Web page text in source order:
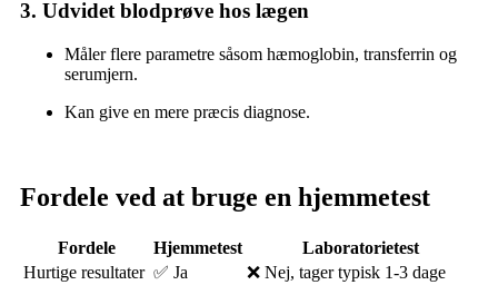
3. Udvidet blodprøve hos lægen
Måler flere parametre såsom hæmoglobin, transferrin og
serumjern.
Kan give en mere præcis diagnose.
Fordele ved at bruge en hjemmetest
Fordele Hjemmetest
Laboratorietest
Hurtige resultater ✅ Ja
❌ Nej, tager typisk 1-3 dage